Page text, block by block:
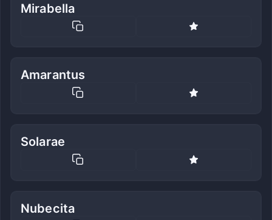
Mirabella
Amarantus
Solarae
Nubecita